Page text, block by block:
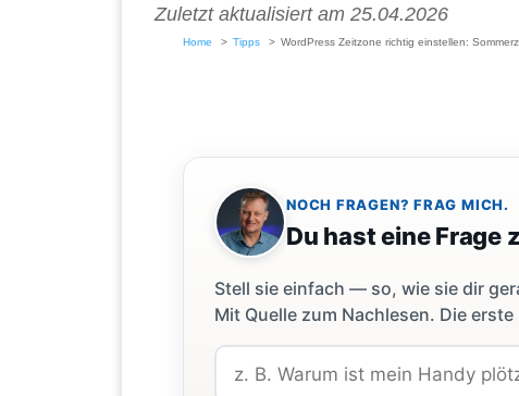
Zuletzt aktualisiert am 25.04.2026
Home Tipps WordPress Zeitzone richtig einstellen:
NOCH FRAGEN? FRAG MICH.
Du hast eine Frage
Stell sie einfach — so, wie sie dir
Mit Quelle zum Nachlesen. Die